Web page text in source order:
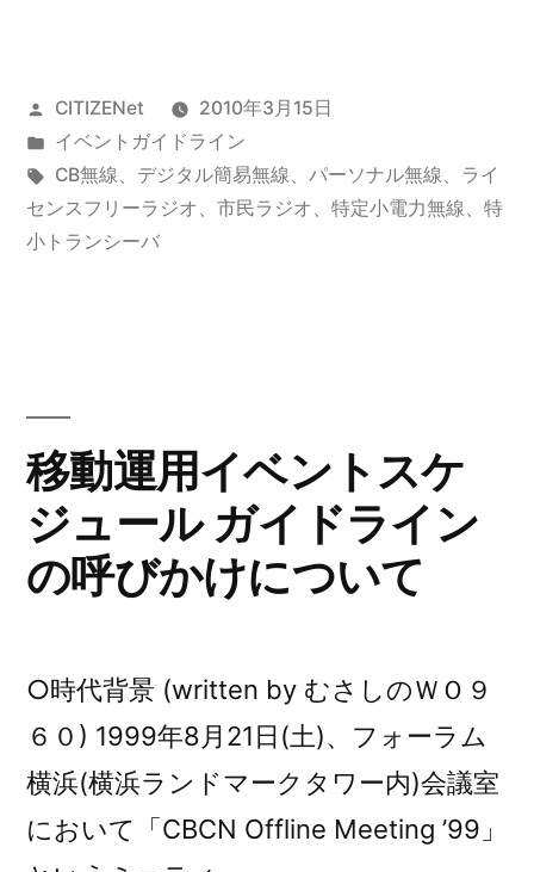
の
呼
び
い
て”
の
動
運
用
イ
程
ご
案
の
投
稿
者:
CITIZENet
2010年3月15日
カ
テ
ゴ
リ
イベントガイドライン
タ
グ:
CB無線、 デジタル簡易無線、 パーソナル無線、 ライ
センスフリーラジオ 、 市民ラジオ 、 特定小電力無線、 特
小トランシーバ
移動運用イベントスケ
ジュール ガイドライン
の呼びかけについて
○時代背景 (written by むさしのＷＯ９
６０) 1999年8月21日(土)、フォーラム
横浜(横浜ランドマークタワー内)会議室
において「CBCN Offline Meeting ’99」